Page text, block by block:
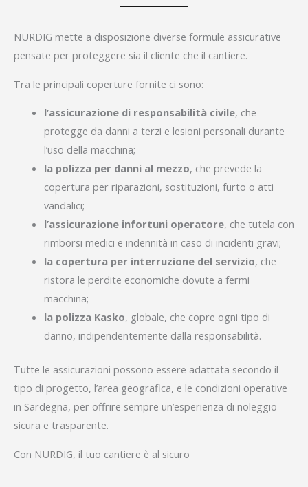
NURDIG mette a disposizione diverse formule assicurative
pensate per proteggere sia il cliente che il cantiere.
Tra le principali coperture fornite ci sono:
l’assicurazione di responsabilità civile, che
protegge da danni a terzi e lesioni personali durante
l’uso della macchina;
la polizza per danni al mezzo, che prevede la
copertura per riparazioni, sostituzioni, furto o atti
vandalici;
l’assicurazione infortuni operatore, che tutela con
rimborsi medici e indennità in caso di incidenti gravi;
la copertura per interruzione del servizio, che
ristora le perdite economiche dovute a fermi
macchina;
la polizza Kasko, globale, che copre ogni tipo di
danno, indipendentemente dalla responsabilità.
Tutte le assicurazioni possono essere adattata secondo il
tipo di progetto, l’area geografica, e le condizioni operative
in Sardegna, per offrire sempre un’esperienza di noleggio
sicura e trasparente.
Con NURDIG, il tuo cantiere è al sicuro